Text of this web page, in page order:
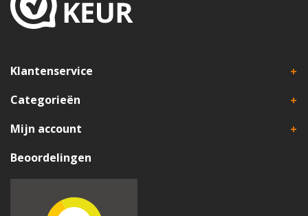
Klantenservice
Categorieën
Mijn account
Beoordelingen